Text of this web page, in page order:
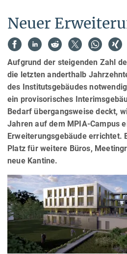
Neuer
Aufgrund der steigenden Zahl
die letzten anderthalb
des Institutsgebäudes
ein provisorisches
Bedarf übergangsweise deckt,
Jahren auf dem MPIA-Campus
Erweiterungsgebäude errichtet.
Platz für weitere Büros,
neue Kantine.